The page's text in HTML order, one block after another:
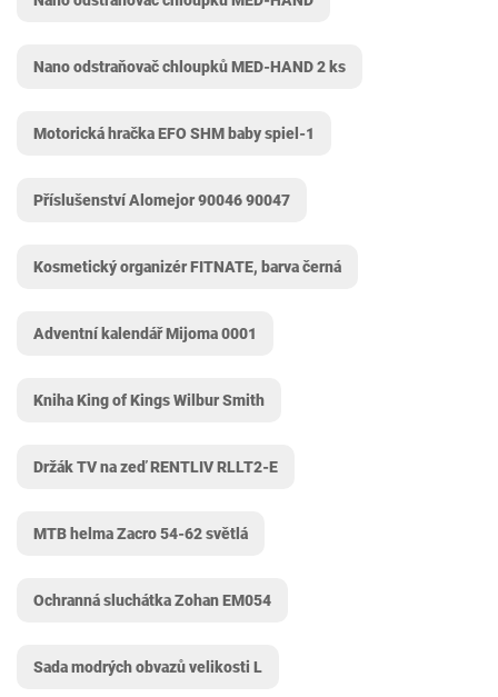
Nano odstraňovač chloupků MED-HAND 2 ks
Motorická hračka EFO SHM ‎baby spiel-1
Příslušenství Alomejor 90046 90047
Kosmetický organizér FITNATE, barva černá
Adventní kalendář Mijoma ‎0001
Kniha King of Kings Wilbur Smith
Držák TV na zeď RENTLIV RLLT2-E
MTB helma Zacro 54-62 světlá
Ochranná sluchátka Zohan EM054
Sada modrých obvazů velikosti L